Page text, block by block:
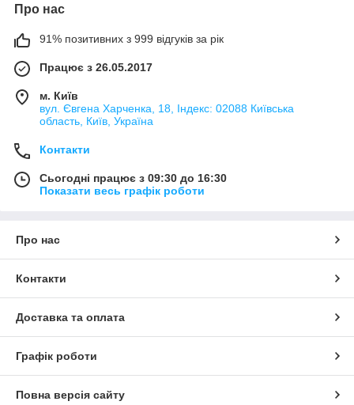
Про нас
91% позитивних з 999 відгуків за рік
Працює з 26.05.2017
м. Київ
вул. Євгена Харченка, 18, Індекс: 02088 Київська
область, Київ, Україна
Контакти
Сьогодні працює з 09:30 до 16:30
Показати весь графік роботи
Про нас
Контакти
Доставка та оплата
Графік роботи
Повна версія сайту